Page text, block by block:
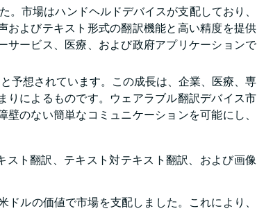
市場はハンドヘルドデバイスが支配しており、
およびテキスト形式の翻訳機能と高い精度を提供
ービス、医療、および政府アプリケーションで
予想されています。この成長は、企業、医療、専
によるものです。ウェアラブル翻訳デバイス市
のない簡単なコミュニケーションを可能にし、
スト翻訳、テキスト対テキスト翻訳、および画像
ルの価値で市場を支配しました。これにより、